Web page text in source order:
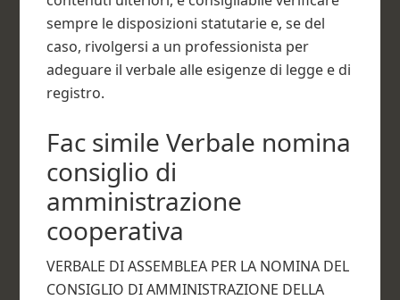
sempre le disposizioni statutarie e, se del
caso, rivolgersi a un professionista per
adeguare il verbale alle esigenze di legge e di
registro.
Fac simile Verbale nomina
consiglio di
amministrazione
cooperativa​
VERBALE DI ASSEMBLEA PER LA NOMINA DEL
CONSIGLIO DI AMMINISTRAZIONE DELLA